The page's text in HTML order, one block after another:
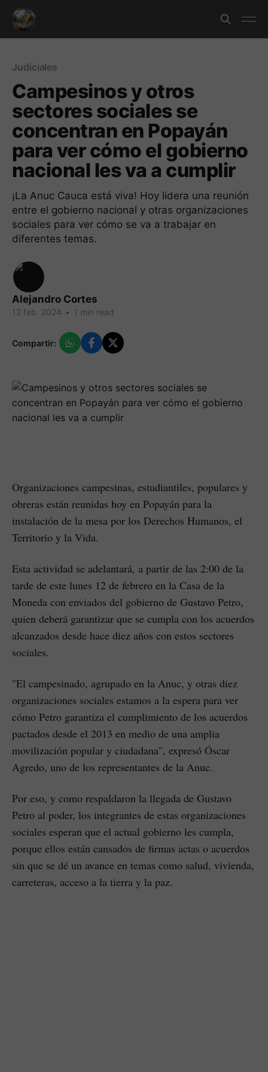
Judiciales
Campesinos y otros
sectores sociales se
concentran en Popayán
para ver cómo el gobierno
nacional les va a cumplir
¡La Anuc Cauca está viva! Hoy lidera una reunión
entre el gobierno nacional y otras organizaciones
sociales para ver cómo se va a trabajar en
diferentes temas.
Alejandro Cortes
12 feb. 2024 • 1 min read
Compartir:
Organizaciones campesinas, estudiantiles, populares y
obreras están reunidas hoy en Popayán para la
instalación de la mesa por los Derechos Humanos, el
Territorio y la Vida.
Esta actividad se adelantará, a partir de las 2:00 de la
tarde de este lunes 12 de febrero en la Casa de la
Moneda con enviados del gobierno de Gustavo Petro,
quien deberá garantizar que se cumpla con los acuerdos
alcanzados desde hace diez años con estos sectores
sociales.
"El campesinado, agrupado en la Anuc, y otras diez
organizaciones sociales estamos a la espera para ver
cómo Petro garantiza el cumplimiento de los acuerdos
pactados desde el 2013 en medio de una amplia
movilización popular y ciudadana", expresó Óscar
Agredo, uno de los representantes de la Anuc.
Por eso, y como respaldaron la llegada de Gustavo
Petro al poder, los integrantes de estas organizaciones
sociales esperan que el actual gobierno les cumpla,
porque ellos están cansados de firmas actas o acuerdos
sin que se dé un avance en temas como salud, vivienda,
carreteras, acceso a la tierra y la paz.